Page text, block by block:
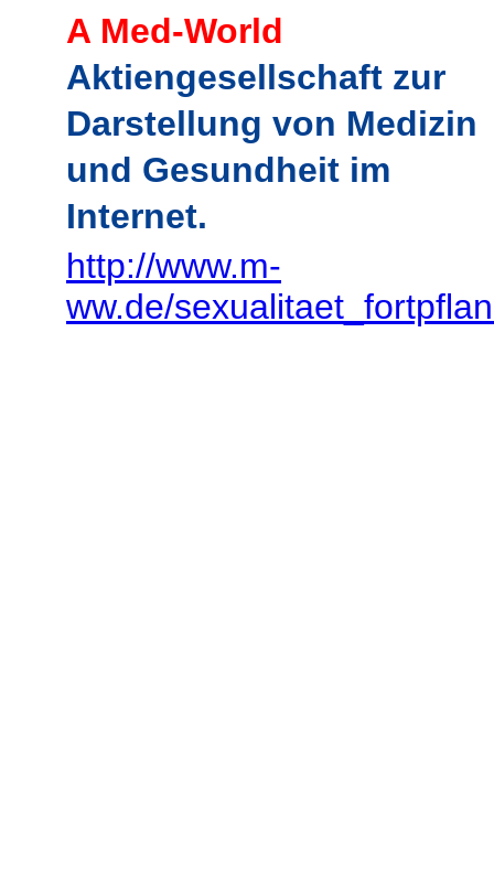
A Med-World
Aktiengesellschaft zur
Darstellung von Medizin
und Gesundheit im
Internet.
http://www.m-
ww.de/